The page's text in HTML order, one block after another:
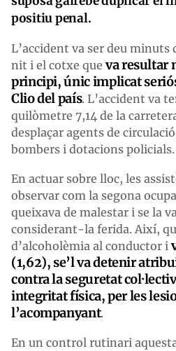
positiu penal.
L’accident va ser deu minuts
nit i el cotxe queva resultar
principi, únic implicat
Clio del país. L’accident va
quilòmetre 7,14 de la
desplaçar agents de
bombers i dotacions policials.
En actuar sobre lloc, les
observar com la segona
queixava de malestar i se la
considerant-la ferida. Així,
d’alcoholèmia al conductor i
(1,62), se’l va detenir
contra la seguretat
integritat física, per les
l’acompanyant.
En un control rutinari